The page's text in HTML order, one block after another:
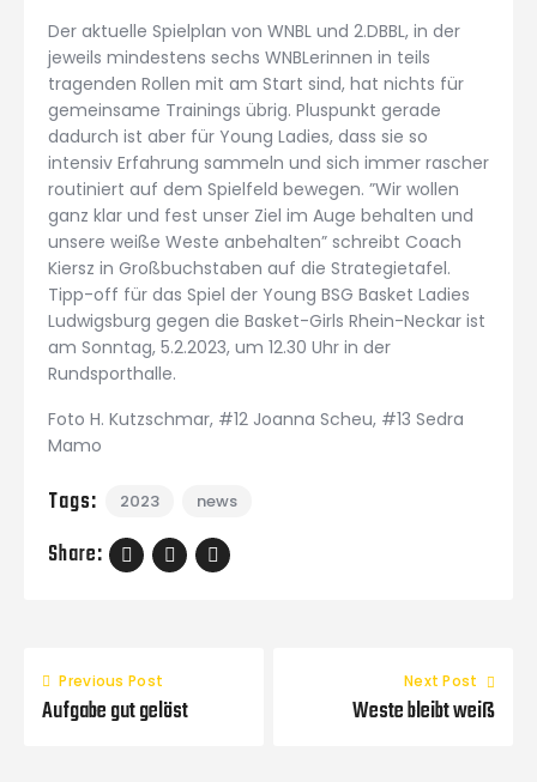
Der aktuelle Spielplan von WNBL und 2.DBBL, in der
jeweils mindestens sechs WNBLerinnen in teils
tragenden Rollen mit am Start sind, hat nichts für
gemeinsame Trainings übrig. Pluspunkt gerade
dadurch ist aber für Young Ladies, dass sie so
intensiv Erfahrung sammeln und sich immer rascher
routiniert auf dem Spielfeld bewegen. ”Wir wollen
ganz klar und fest unser Ziel im Auge behalten und
unsere weiße Weste anbehalten” schreibt Coach
Kiersz in Großbuchstaben auf die Strategietafel.
Tipp-off für das Spiel der Young BSG Basket Ladies
Ludwigsburg gegen die Basket-Girls Rhein-Neckar ist
am Sonntag, 5.2.2023, um 12.30 Uhr in der
Rundsporthalle.
Foto H. Kutzschmar, #12 Joanna Scheu, #13 Sedra
Mamo
Tags: 2023 news
Share:
Previous Post
Aufgabe gut gelöst
Next Post
Weste bleibt weiß